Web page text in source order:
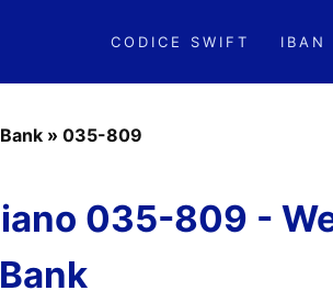
CODICE SWIFT IBAN
» 035-809
035-809 -
Bank